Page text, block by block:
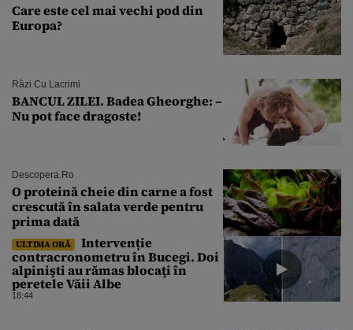
Care este cel mai vechi pod din
Europa?
Râzi Cu Lacrimi
BANCUL ZILEI. Badea Gheorghe: –
Nu pot face dragoste!
Descopera.ro
O proteină cheie din carne a fost
crescută în salata verde pentru
prima dată
ULTIMA ORĂ
Intervenție
contracronometru în Bucegi. Doi
alpinişti au rămas blocaţi în
peretele Văii Albe
18:44